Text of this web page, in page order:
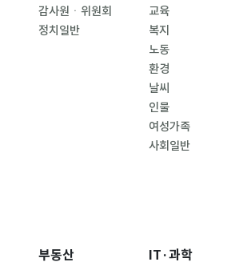
감사원ㆍ위원회
정치일반
교육
복지
노동
환경
날씨
인물
여성가족
사회일반
부동산 IT·과학